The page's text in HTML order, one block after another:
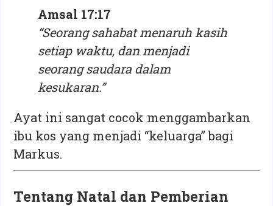
Amsal 17:17
“Seorang sahabat menaruh kasih
setiap waktu, dan menjadi
seorang saudara dalam
kesukaran.”
Ayat ini sangat cocok menggambarkan
ibu kos yang menjadi “keluarga” bagi
Markus.
Tentang Natal dan Pemberian